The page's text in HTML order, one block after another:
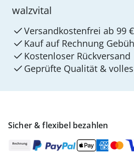
Sicher & flexibel bezahlen
walzvital
Versandkostenfrei ab 99 €
Kauf auf Rechnung
Kostenloser Rückversand
Geprüfte Qualität &